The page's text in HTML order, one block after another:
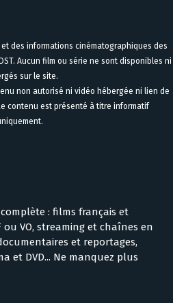
des informations cinématographiques des
Aucun film ou série ne sont disponibles ni
sur le site.
non autorisé ni vidéo hébergée ni lien de
contenu est présenté à titre informatif
: films français et
VO, streaming et chaînes en
et reportages,
et DVD... Ne manquez plus